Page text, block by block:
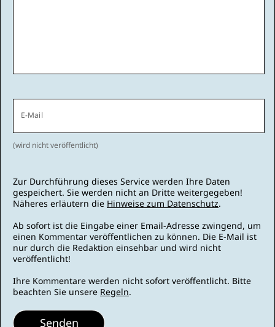
E-Mail
(wird nicht veröffentlicht)
Zur Durchführung dieses Service werden Ihre Daten
gespeichert. Sie werden nicht an Dritte weitergegeben!
Näheres erläutern die Hinweise zum Datenschutz.
Ab sofort ist die Eingabe einer Email-Adresse zwingend, um
einen Kommentar veröffentlichen zu können. Die E-Mail ist
nur durch die Redaktion einsehbar und wird nicht
veröffentlicht!
Ihre Kommentare werden nicht sofort veröffentlicht. Bitte
beachten Sie unsere Regeln.
Senden